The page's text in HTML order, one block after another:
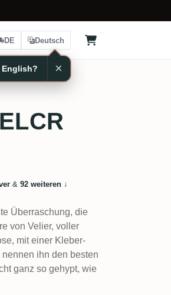
DE Deutsch
& 92 weiteren↓
Überraschung, die
von Velier, voller
mit einer Kleber-
ihn den besten
ganz so gehypt, wie
English? ×